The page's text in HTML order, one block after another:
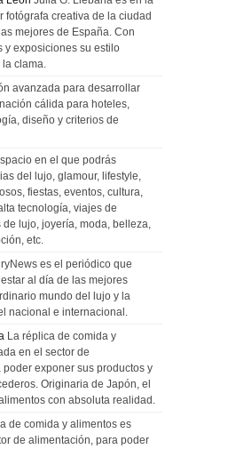
fotógrafa creativa de la ciudad
mejores de España. Con
y exposiciones su estilo
la clama.
avanzada para desarrollar
cálida para hoteles,
diseño y criterios de
en el que podrás
del lujo, glamour, lifestyle,
fiestas, eventos, cultura,
tecnología, viajes de
lujo, joyería, moda, belleza,
etc.
es el periódico que
al día de las mejores
mundo del lujo y la
nacional e internacional.
La réplica de comida y
en el sector de
exponer sus productos y
Originaria de Japón, el
con absoluta realidad.
de comida y alimentos es
de alimentación, para poder